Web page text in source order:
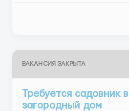
ВАКАНСИЯ ЗАКРЫТА
Требуется садовник в
загородный дом